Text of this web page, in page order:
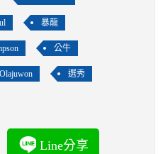
暴龍
公牛
選秀
Line分享